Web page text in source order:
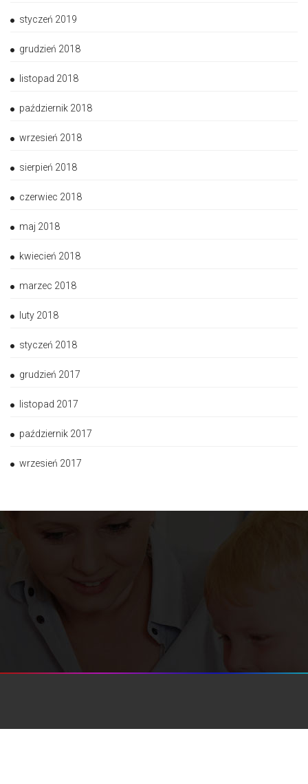
styczeń 2019
grudzień 2018
listopad 2018
październik 2018
wrzesień 2018
sierpień 2018
czerwiec 2018
maj 2018
kwiecień 2018
marzec 2018
luty 2018
styczeń 2018
grudzień 2017
listopad 2017
październik 2017
wrzesień 2017